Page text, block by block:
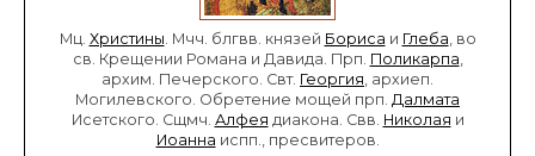
Мц. Христины. Мчч. блгвв. князей Бориса и Глеба, во
св. Крещении Романа и Давида. Прп. Поликарпа,
архим. Печерского. Свт. Георгия, архиеп.
Могилевского. Обретение мощей прп. Далмата
Исетского. Сщмч. Алфея диакона. Свв. Николая и
Иоанна испп., пресвитеров.